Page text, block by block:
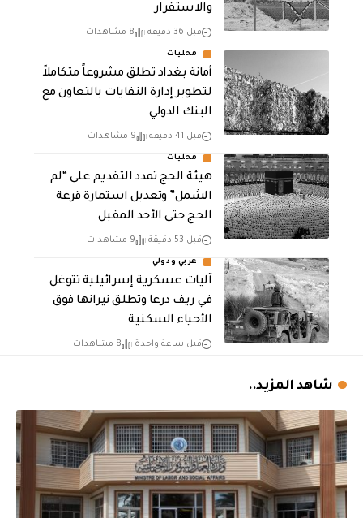
والاستقرار
قبل 36 دقيقة 8 مشاهدات
محليات
أمانة بغداد تطلق مشروعاً متكاملاً
لتطوير إدارة النفايات بالتعاون مع
البنك الدولي
قبل 41 دقيقة 9 مشاهدات
محليات
هيئة الحج تمدد التقديم على “لم
الشمل” وتعديل استمارة قرعة
الحج حتى الأحد المقبل
قبل 53 دقيقة 9 مشاهدات
عربي ودولي
آليات عسكرية إسرائيلية تتوغل
في ريف درعا وتطلق نيرانها فوق
الأحياء السكنية
قبل ساعة واحدة 8 مشاهدات
شاهد المزيد..